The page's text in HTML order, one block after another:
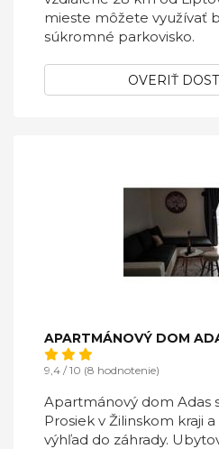
mieste môžete využívať
súkromné parkovisko.
OVERIŤ
APARTMÁNOVÝ DOM
9,4 / 10 (8 hodnotenie)
Apartmánový dom Adas
Prosiek v Žilinskom kraji
výhľad do záhrady.